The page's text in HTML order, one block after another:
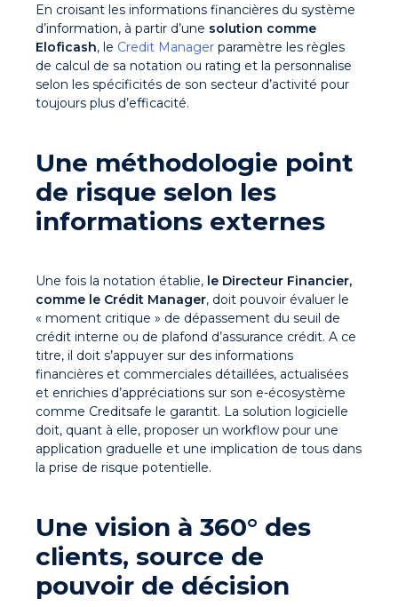
En croisant les informations financières du système
d’information, à partir d’une solution comme
Eloficash, le Credit Manager paramètre les règles
de calcul de sa notation ou rating et la personnalise
selon les spécificités de son secteur d’activité pour
toujours plus d’efficacité.
Une méthodologie point
de risque selon les
informations externes
Une fois la notation établie, le Directeur Financier,
comme le Crédit Manager, doit pouvoir évaluer le
« moment critique » de dépassement du seuil de
crédit interne ou de plafond d’assurance crédit. A ce
titre, il doit s’appuyer sur des informations
financières et commerciales détaillées, actualisées
et enrichies d’appréciations sur son e-écosystème
comme Creditsafe le garantit. La solution logicielle
doit, quant à elle, proposer un workflow pour une
application graduelle et une implication de tous dans
la prise de risque potentielle.
Une vision à 360° des
clients, source de
pouvoir de décision